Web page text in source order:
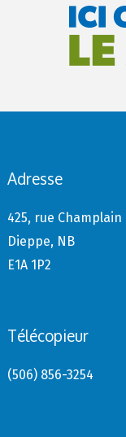
Adresse
425, rue Champlain
Dieppe, NB
E1A 1P2
Télécopieur
(506) 856-3254